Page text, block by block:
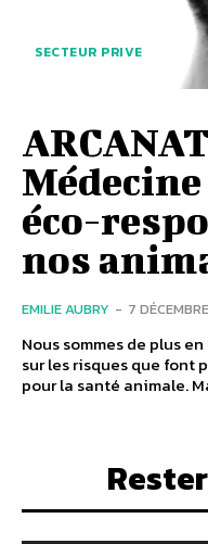
SECTEUR PRIVE
éco-
nos
EMILIE AUBRY - 7
Nous sommes de plus
sur les risques que font
pour la santé animale.